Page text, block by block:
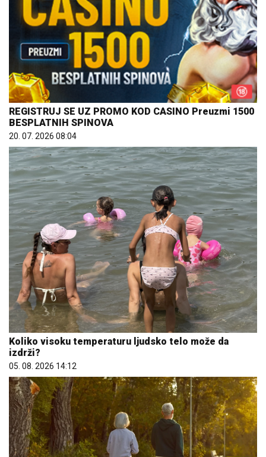
REGISTRUJ SE UZ PROMO KOD CASINO Preuzmi 1500
BESPLATNIH SPINOVA
20. 07. 2026 08:04
Koliko visoku temperaturu ljudsko telo može da
izdrži?
05. 08. 2026 14:12